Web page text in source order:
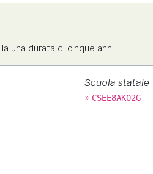
una durata di cinque anni.
Scuola statale
» CSEE8AK02G